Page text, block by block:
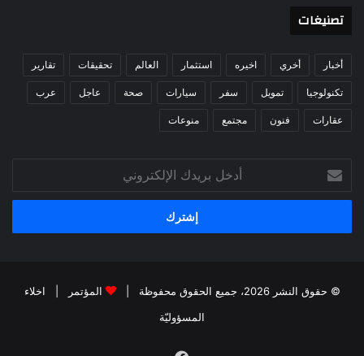
تصنيغات
أخبار أخري اخيره استثمار العالم تحقيقات تقارير
تكنولوجيا تمويل سفر سيارات صحة عاجل عرب
عقارات فنون مجتمع منوعات
بريدك
الإلكتروني
© حقوق النشر 2026، جميع الحقوق محفوظة | المؤتمر
اخلاء
المسؤوليّة